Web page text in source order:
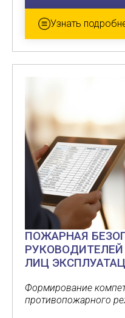
Узнать
ПОЖАРНАЯ
ЛИЦ
Формирование
противопожарного